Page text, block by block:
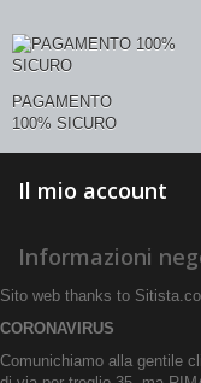
PAGAMENTO
100% SICURO
Il mio account
Informazioni
Sito web thanks to
CORONAVIRUS
Comunichiamo alla gentile